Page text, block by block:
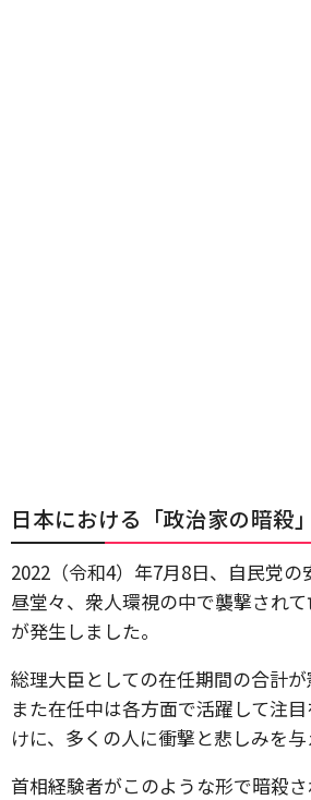
日本における「政治家の暗殺」
2022（令和4）年7月8日、自民党の
昼堂々、衆人環視の中で襲撃され
が発生しました。
総理大臣としての在任期間の合計が
また在任中は各方面で活躍して注
けに、多くの人に衝撃と悲しみを与
首相経験者がこのような形で暗殺